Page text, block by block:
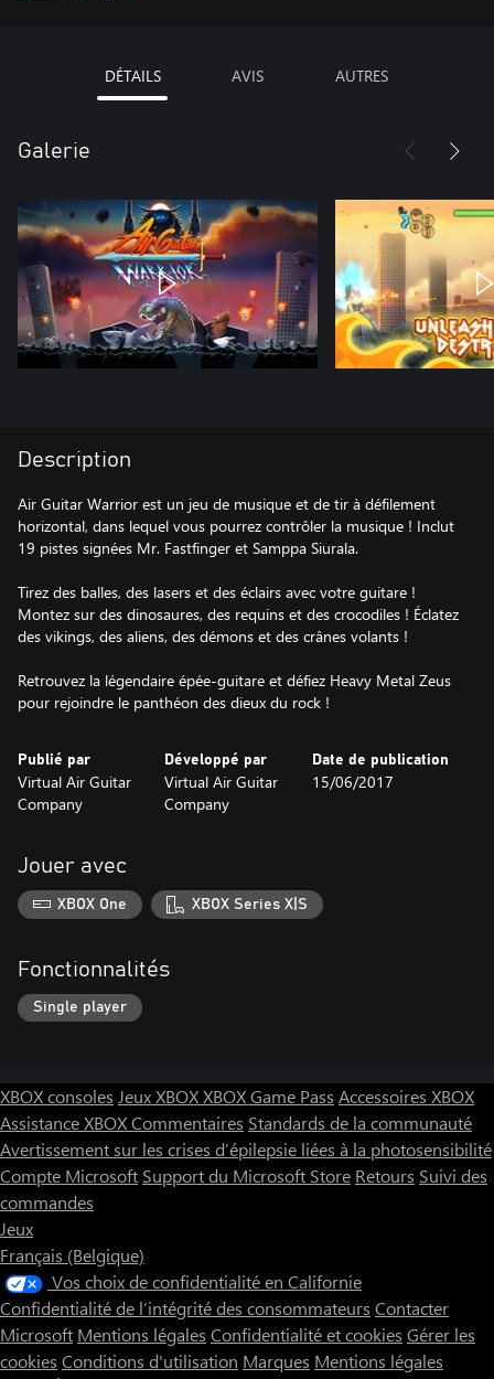
DÉTAILS AVIS AUTRES
Galerie
Description
Air Guitar Warrior est un jeu de musique et de tir à défilement
horizontal, dans lequel vous pourrez contrôler la musique ! Inclut
19 pistes signées Mr. Fastfinger et Samppa Siurala.
Tirez des balles, des lasers et des éclairs avec votre guitare !
Montez sur des dinosaures, des requins et des crocodiles ! Éclatez
des vikings, des aliens, des démons et des crânes volants !
Retrouvez la légendaire épée-guitare et défiez Heavy Metal Zeus
pour rejoindre le panthéon des dieux du rock !
Publié par
Virtual Air Guitar
Company
Développé par
Virtual Air Guitar
Company
Date de publication
15/06/2017
Jouer avec
XBOX One XBOX Series X|S
Fonctionnalités
Single player
XBOX consoles Jeux XBOXXBOX Game Pass Accessoires XBOX
Assistance XBOXCommentaires Standards de la communauté
Avertissement sur les crises d’épilepsie liées à la photosensibilité
Compte Microsoft Support du Microsoft Store Retours Suivi des
commandes
Jeux
Français (Belgique)
Vos choix de confidentialité en Californie
Confidentialité de l’intégrité des consommateurs Contacter
Microsoft Mentions légales Confidentialité et cookies Gérer les
cookies Conditions d'utilisation Marques Mentions légales